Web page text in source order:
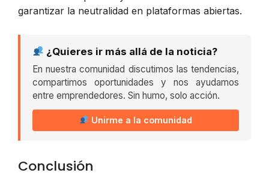
garantizar la neutralidad en plataformas abiertas.
¿Quieres ir más allá de la noticia?
En nuestra comunidad discutimos las tendencias,
compartimos oportunidades y nos ayudamos
entre emprendedores. Sin humo, solo acción.
Unirme a la comunidad
Conclusión